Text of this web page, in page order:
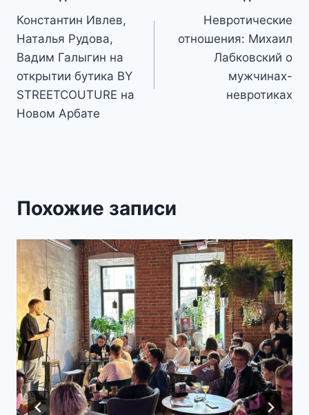
по
записям
Константин Ивлев,
Наталья Рудова,
Вадим Галыгин на
открытии бутика BY
STREETCOUTURE на
Новом Арбате
Невротические
отношения: Михаил
Лабковский о
мужчинах-
невротиках
Похожие записи